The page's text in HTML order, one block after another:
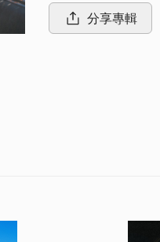
分享專輯